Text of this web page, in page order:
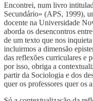
Encontrei, num livro
Secundário» (APS, 1999),
docente na Universidade
aborda os desencontros
de um texto que nos
incluirmos a dimensão
das reflexões curriculares e
por isso, obriga a
partir da Sociologia e dos
quer os professores quer os